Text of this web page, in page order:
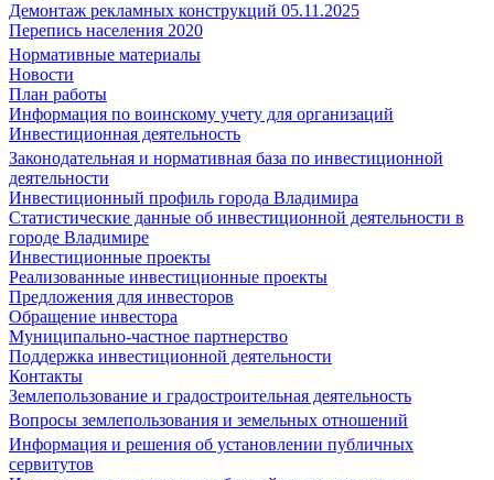
Демонтаж рекламных конструкций 05.11.2025
Перепись населения 2020
Нормативные материалы
Новости
План работы
Информация по воинскому учету для организаций
Инвестиционная деятельность
Законодательная и нормативная база по инвестиционной
деятельности
Инвестиционный профиль города Владимира
Статистические данные об инвестиционной деятельности в
городе Владимире
Инвестиционные проекты
Реализованные инвестиционные проекты
Предложения для инвесторов
Обращение инвестора
Муниципально-частное партнерство
Поддержка инвестиционной деятельности
Контакты
Землепользование и градостроительная деятельность
Вопросы землепользования и земельных отношений
Информация и решения об установлении публичных
сервитутов